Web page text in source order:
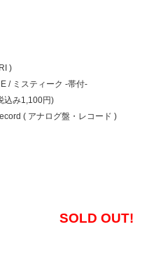
)
/ ミスティーク -帯付-
込み1,100円)
( アナログ盤・レコード )
SOLD OUT!